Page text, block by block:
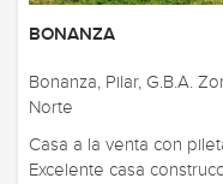
BONANZA
Bonanza, Pilar, G.B.A.
Norte
Casa a la venta con
Excelente casa